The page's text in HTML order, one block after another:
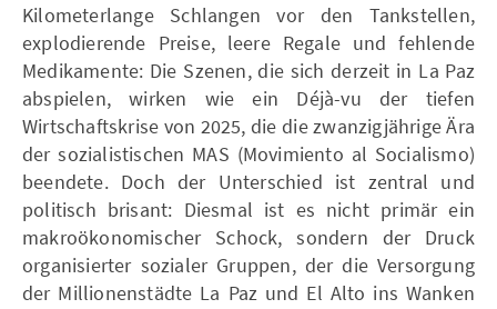
Kilometerlange Schlangen vor den Tankstellen,
explodierende Preise, leere Regale und fehlende
Medikamente: Die Szenen, die sich derzeit in La Paz
abspielen, wirken wie ein Déjà-vu der tiefen
Wirtschaftskrise von 2025, die die zwanzigjährige Ära
der sozialistischen MAS (Movimiento al Socialismo)
beendete. Doch der Unterschied ist zentral und
politisch brisant: Diesmal ist es nicht primär ein
makroökonomischer Schock, sondern der Druck
organisierter sozialer Gruppen, der die Versorgung
der Millionenstädte La Paz und El Alto ins Wanken